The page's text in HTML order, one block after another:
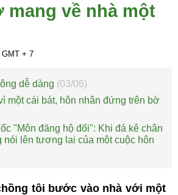
mang về nhà một
GMT + 7
dễ dàng (03/06)
một cái bát, hôn nhân đứng trên bờ
"Môn đăng hộ đối": Khi đá kê chân
nói lên tương lai của một cuộc hôn
tôi bước vào nhà với một